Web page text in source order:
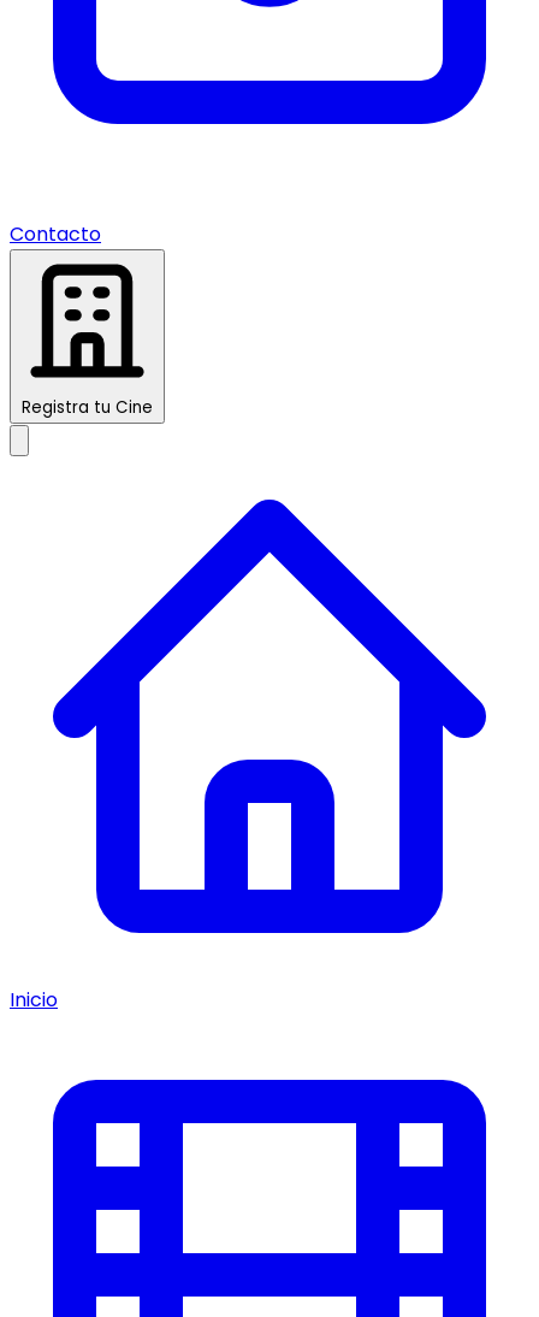
Contacto
Registra tu Cine
Inicio